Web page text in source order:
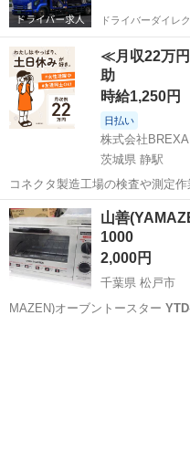
ドライバーダイレ
≪月収22万
助
時給1,250円
日払い
株式会社
茨城県 静駅
コネクタ製造工場の検査や測定
日128日★クリーンルーム内作業
★就業先食堂利用可！日払い制度あ
工場のお仕事 ◇コネクタ製造工...
茨城 常陸大宮市 静駅
山善
1000
2,000円
千葉県 松戸市
MAZEN)オーブントースター YTD